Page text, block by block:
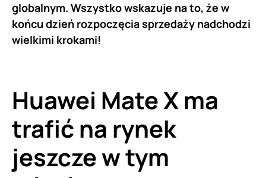
globalnym. Wszystko wskazuje na to, że w
końcu dzień rozpoczęcia sprzedaży nadchodzi
wielkimi krokami!
Huawei Mate X ma
trafić na rynek
jeszcze w tym